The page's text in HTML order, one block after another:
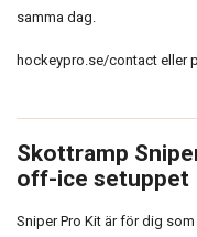
samma dag.
hockeypro.se/contact eller
Skottramp
off-ice setuppet
Sniper Pro Kit är för dig